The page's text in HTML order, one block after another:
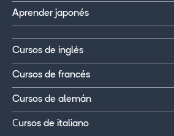
Cursos de inglés
Cursos de francés
Cursos de alemán
Сursos de italiano
Aprender japonés